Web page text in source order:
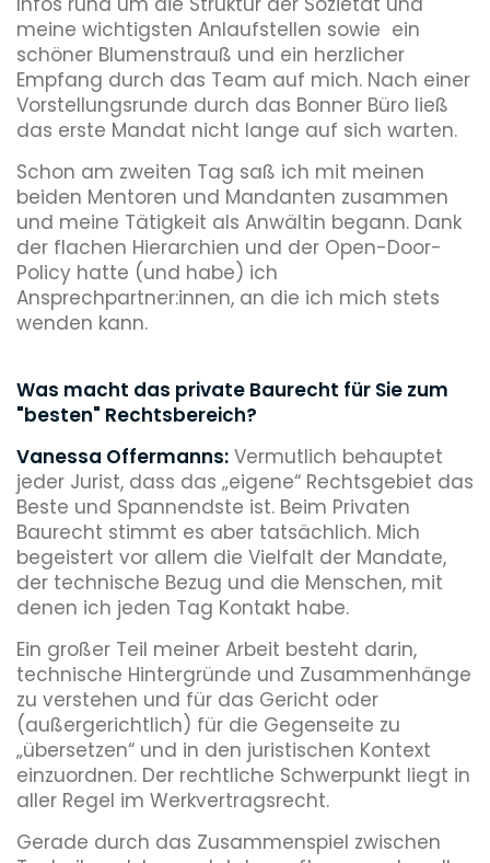
meine wichtigsten Anlaufstellen sowie ein
schöner Blumenstrauß und ein herzlicher
Empfang durch das Team auf mich. Nach einer
Vorstellungsrunde durch das Bonner Büro ließ
das erste Mandat nicht lange auf sich warten.
Schon am zweiten Tag saß ich mit meinen
beiden Mentoren und Mandanten zusammen
und meine Tätigkeit als Anwältin begann. Dank
der flachen Hierarchien und der Open-Door-
Policy hatte (und habe) ich
Ansprechpartner:innen, an die ich mich stets
wenden kann.
Was macht das private Baurecht für Sie zum
"besten" Rechtsbereich?
Vanessa Offermanns: Vermutlich behauptet
jeder Jurist, dass das „eigene“ Rechtsgebiet das
Beste und Spannendste ist. Beim Privaten
Baurecht stimmt es aber tatsächlich. Mich
begeistert vor allem die Vielfalt der Mandate,
der technische Bezug und die Menschen, mit
denen ich jeden Tag Kontakt habe.
Ein großer Teil meiner Arbeit besteht darin,
technische Hintergründe und Zusammenhänge
zu verstehen und für das Gericht oder
(außergerichtlich) für die Gegenseite zu
„übersetzen“ und in den juristischen Kontext
einzuordnen. Der rechtliche Schwerpunkt liegt in
aller Regel im Werkvertragsrecht.
Gerade durch das Zusammenspiel zwischen